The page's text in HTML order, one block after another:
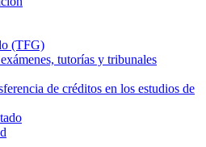
(TFG)
tutorías y tribunales
de créditos en los estudios de